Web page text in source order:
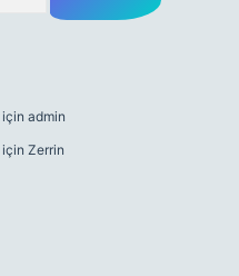
için admin
için Zerrin